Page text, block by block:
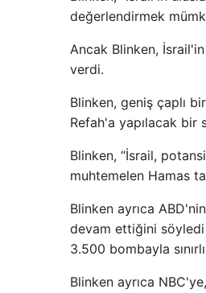
değerlendirmek
Ancak Blinken, İsrail'in
verdi.
Blinken, geniş çaplı
Refah'a yapılacak bir
Blinken, “İsrail,
muhtemelen Hamas
Blinken ayrıca
devam ettiğini söyledi
3.500 bombayla
Blinken ayrıca